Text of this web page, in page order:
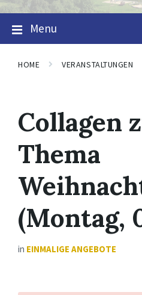
Menu
HOME VERANSTALTUNGEN
Collagen
Thema
(Montag,
in EINMALIGE ANGEBOTE